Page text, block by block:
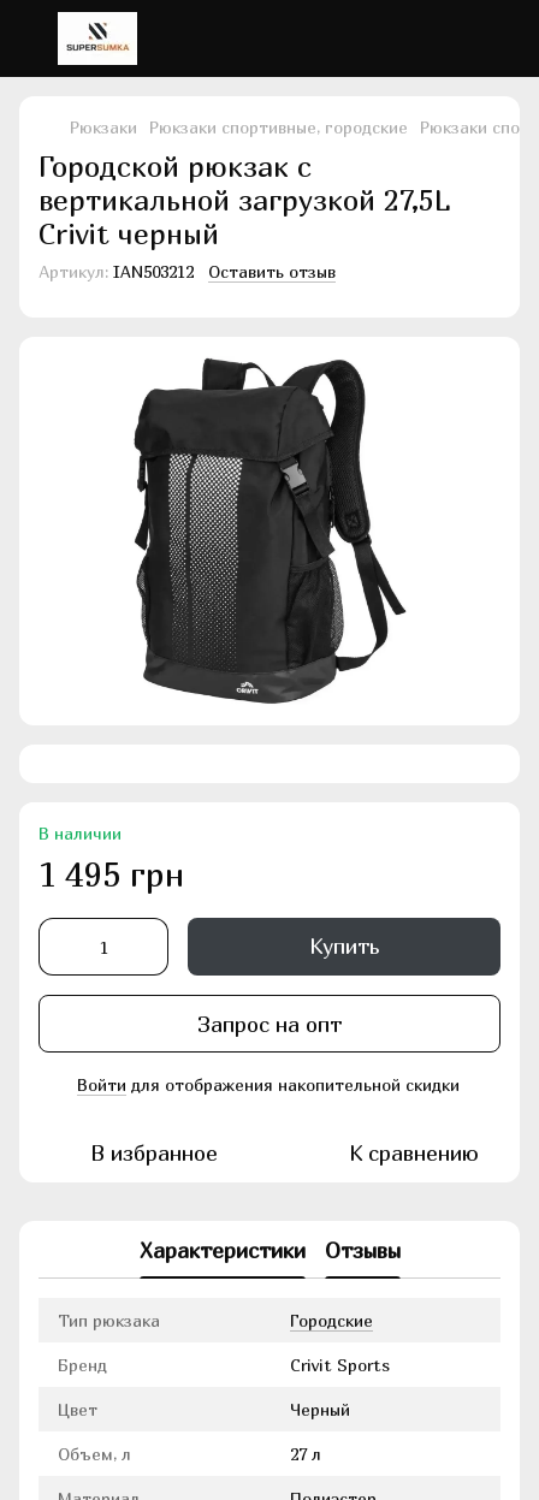
Рюкзаки Рюкзаки спортивные, городские Рюкзаки
Городской рюкзак с
вертикальной загрузкой 27,5L
Crivit черный
Артикул: IAN503212 Оставить отзыв
В наличии
1 495 грн
Купить
Запрос на опт
Войти для отображения накопительной скидки
В избранное К сравнению
Характеристики Отзывы
Тип рюкзака Городские
Бренд Crivit Sports
Цвет Черный
Объем, л 27 л